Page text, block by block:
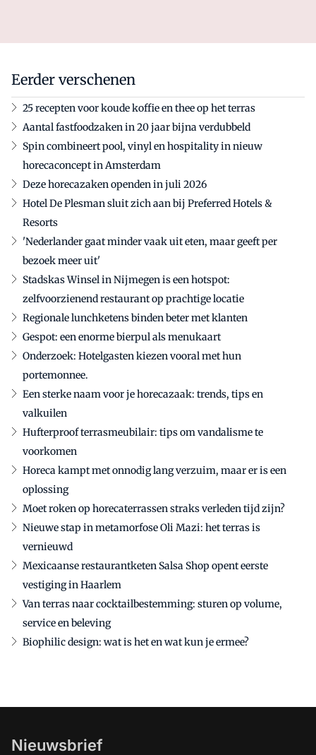
Eerder verschenen
25 recepten voor koude koffie en thee op het terras
Aantal fastfoodzaken in 20 jaar bijna verdubbeld
Spin combineert pool, vinyl en hospitality in nieuw
horecaconcept in Amsterdam
Deze horecazaken openden in juli 2026
Hotel De Plesman sluit zich aan bij Preferred Hotels &
Resorts
'Nederlander gaat minder vaak uit eten, maar geeft per
bezoek meer uit'
Stadskas Winsel in Nijmegen is een hotspot:
zelfvoorzienend restaurant op prachtige locatie
Regionale lunchketens binden beter met klanten
Gespot: een enorme bierpul als menukaart
Onderzoek: Hotelgasten kiezen vooral met hun
portemonnee.
Een sterke naam voor je horecazaak: trends, tips en
valkuilen
Hufterproof terrasmeubilair: tips om vandalisme te
voorkomen
Horeca kampt met onnodig lang verzuim, maar er is een
oplossing
Moet roken op horecaterrassen straks verleden tijd zijn?
Nieuwe stap in metamorfose Oli Mazi: het terras is
vernieuwd
Mexicaanse restaurantketen Salsa Shop opent eerste
vestiging in Haarlem
Van terras naar cocktailbestemming: sturen op volume,
service en beleving
Biophilic design: wat is het en wat kun je ermee?
Nieuwsbrief